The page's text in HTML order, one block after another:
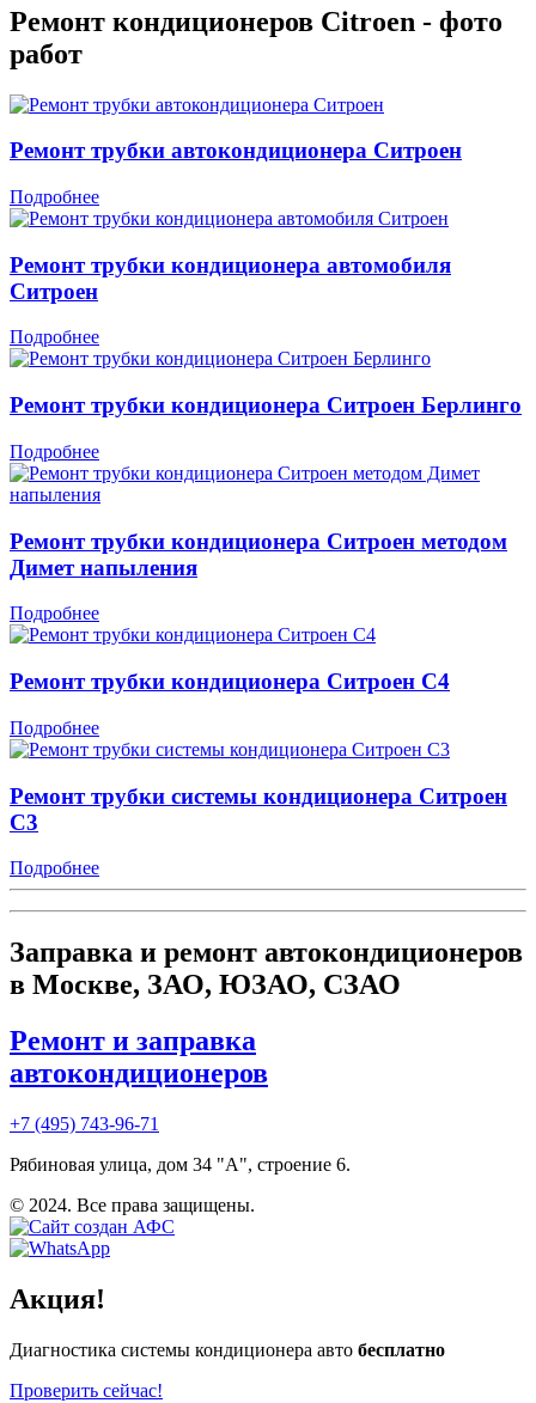
Ремонт кондиционеров Citroen - фото
работ
Ремонт трубки автокондиционера Ситроен
Подробнее
Ремонт трубки кондиционера автомобиля
Ситроен
Подробнее
Ремонт трубки кондиционера Ситроен Берлинго
Подробнее
Ремонт трубки кондиционера Ситроен методом
Димет напыления
Подробнее
Ремонт трубки кондиционера Ситроен С4
Подробнее
Ремонт трубки системы кондиционера Ситроен
С3
Подробнее
Заправка и ремонт автокондиционеров
в Москве, ЗАО, ЮЗАО, СЗАО
Ремонт и заправка
автокондиционеров
+7 (495) 743-96-71
Рябиновая улица, дом 34 "А", строение 6.
© 2024. Все права защищены.
Акция!
Диагностика системы кондиционера авто бесплатно
Проверить сейчас!